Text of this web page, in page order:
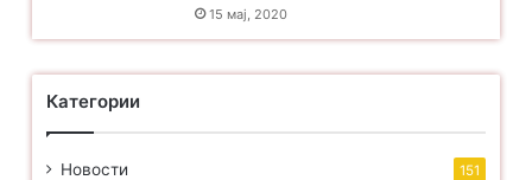
15 мај, 2020
Категории
Новости 151